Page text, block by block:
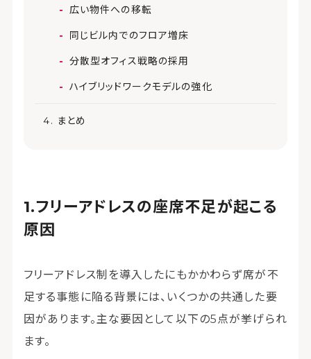
広い物件への移転
同じビル内でのフロア増床
分散型オフィス戦略の採用
ハイブリッドワークモデルの強化
まとめ
フリーアドレスの座席不足が起こる
原因
フリーアドレス制を導入したにもかかわらず席が不
足する事態に陥る背景には、いくつかの共通した要
因があります。主な要因として以下の5点が挙げられ
ます。